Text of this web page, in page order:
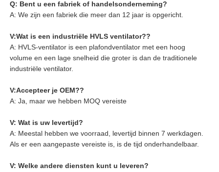
Q: Bent u een fabriek of handelsonderneming?
A: We zijn een fabriek die meer dan 12 jaar is opgericht.
V:Wat is een industriële HVLS ventilator??
A: HVLS-ventilator is een plafondventilator met een hoog
volume en een lage snelheid die groter is dan de traditionele
industriële ventilator.
V:Accepteer je OEM??
A: Ja, maar we hebben MOQ vereiste
V: Wat is uw levertijd?
A: Meestal hebben we voorraad, levertijd binnen 7 werkdagen.
Als er een aangepaste vereiste is, is de tijd onderhandelbaar.
V: Welke andere diensten kunt u leveren?